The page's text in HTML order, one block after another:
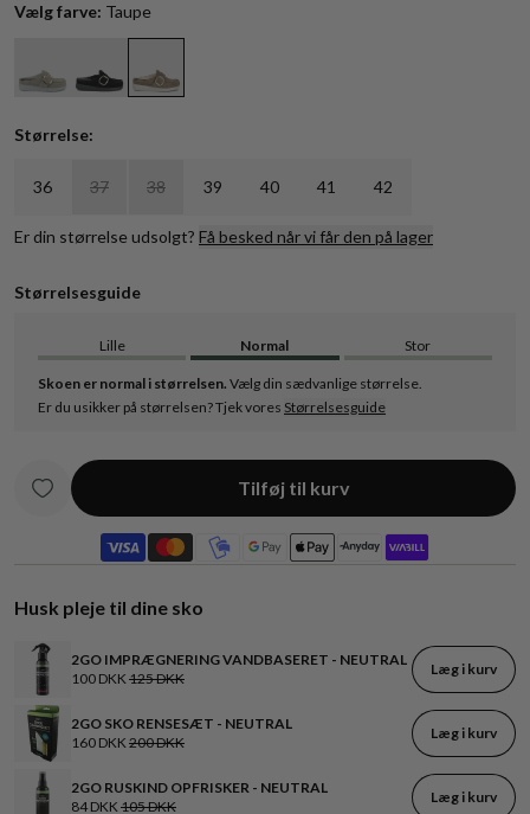
Vælg farve: Taupe
Størrelse:
36 37 38 39 40 41 42
Er din størrelse udsolgt? Få besked når vi får den på lager
Størrelsesguide
Lille Normal Stor
Skoen er normal i størrelsen. Vælg din sædvanlige størrelse.
Er du usikker på størrelsen? Tjek vores Størrelsesguide
Tilføj til kurv
Husk pleje til dine sko
2GO IMPRÆGNERING VANDBASERET - NEUTRAL
100 DKK125 DKK
Læg i kurv
2GO SKO RENSESÆT - NEUTRAL
160 DKK200 DKK
Læg i kurv
2GO RUSKIND OPFRISKER - NEUTRAL
84 DKK105 DKK
Læg i kurv